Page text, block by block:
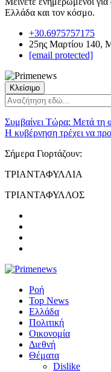
Ελλάδα και τον κόσμο.
+30.6975757175
25ης Μαρτίου 140,
[email protected]
Κλείσιμο
Συμβαίνει Τώρα: Μετά τη
Η κυβέρνηση τρέχει να
Σήμερα Γιορτάζουν:
ΤΡΙΑΝΤΑΦΥΛΛΙΑ
ΤΡΙΑΝΤΑΦΥΛΛΟΣ
Ροή
Top News
Ελλάδα
Πολιτική
Οικονομία
Διεθνή
Θέματα
Dislike